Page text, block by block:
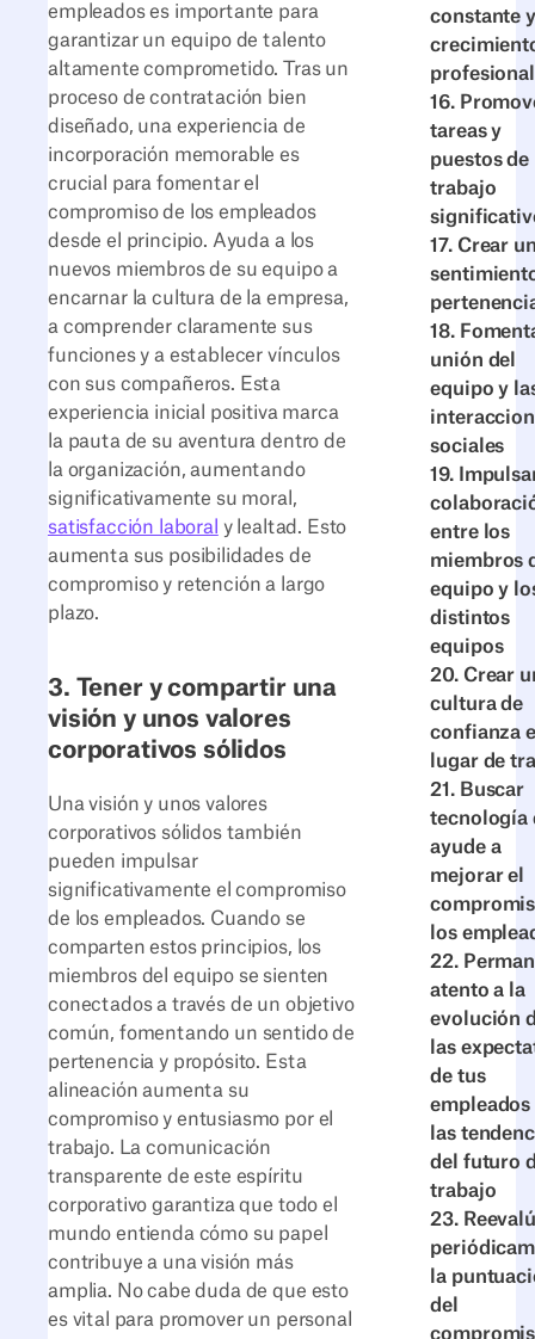
constante
profesional
16.
tareas y
puestos de
trabajo
17. Crear
18.
unión del
equipo y
sociales
19.
entre los
miembros
equipo y
distintos
equipos
20. Crear
cultura de
confianza
lugar de
21. Buscar
tecnología
ayude a
mejorar el
los
22.
atento a la
evolución
las
de tus
empleados
las
del futuro
trabajo
23.
la
del
empleados es importante para
garantizar un equipo de talento
altamente comprometido. Tras un
proceso de contratación bien
diseñado, una experiencia de
incorporación memorable es
crucial para fomentar el
compromiso de los empleados
desde el principio. Ayuda a los
nuevos miembros de su equipo a
encarnar la cultura de la empresa,
a comprender claramente sus
funciones y a establecer vínculos
con sus compañeros. Esta
experiencia inicial positiva marca
la pauta de su aventura dentro de
la organización, aumentando
significativamente su moral,
satisfacción laboral y lealtad. Esto
aumenta sus posibilidades de
compromiso y retención a largo
plazo.
3. Tener y compartir una
visión y unos valores
corporativos sólidos
Una visión y unos valores
corporativos sólidos también
pueden impulsar
significativamente el compromiso
de los empleados. Cuando se
comparten estos principios, los
miembros del equipo se sienten
conectados a través de un objetivo
común, fomentando un sentido de
pertenencia y propósito. Esta
alineación aumenta su
compromiso y entusiasmo por el
trabajo. La comunicación
transparente de este espíritu
corporativo garantiza que todo el
mundo entienda cómo su papel
contribuye a una visión más
amplia. No cabe duda de que esto
es vital para promover un personal